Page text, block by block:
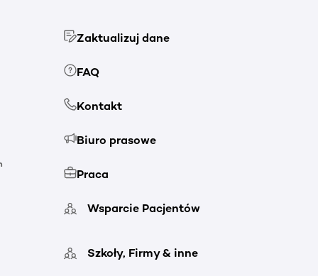
Zaktualizuj dane
FAQ
Kontakt
Biuro prasowe
Praca
Wsparcie Pacjentów
Szkoły, Firmy & inne